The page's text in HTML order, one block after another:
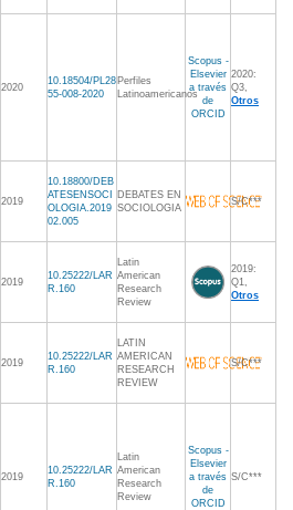
2020
10.18504/PL28
55-008-2020
Perfiles
Latinoamericanos
Scopus -
Elsevier
a través
de
ORCID
2020:
Q3,
Otros
2019
10.18800/DEB
ATESENSOCI
OLOGIA.2019
02.005
DEBATES EN
SOCIOLOGIA
S/C***
2019
10.25222/LAR
R.160
Latin
American
Research
Review
2019:
Q1,
Otros
2019
10.25222/LAR
R.160
LATIN
AMERICAN
RESEARCH
REVIEW
S/C***
2019
10.25222/LAR
R.160
Latin
American
Research
Review
Scopus -
Elsevier
a través
de
ORCID
S/C***